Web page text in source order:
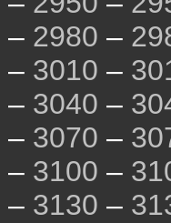
– 2980 –
– 3010 –
– 3040 –
– 3070 –
– 3100 –
– 3130 –